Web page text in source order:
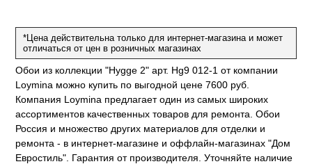
Спектрум Про
Пальмария
Спектрум Бокс
Спектрум Бум
Легенда
Wisper
Boho
Shades
Citi Glam
Riva
Salsa
Florentine III
La Storia 2
Wiganford
Lunman
Crystal
Crystal Stone
Du&Ka
Lifestyle
Prestige
Linen
Natura
*Цена действительна только для интернет-магазина и может
отличаться от цен в розничных магазинах
Обои из коллекции "Hygge 2" арт. Hg9 012-1 от компании
Loymina можно купить по выгодной цене 7600 руб.
Компания Loymina предлагает один из самых широких
ассортиментов качественных товаров для ремонта. Обои
Россия и множество других материалов для отделки и
ремонта - в интернет-магазине и оффлайн-магазинах "Дом
Евростиль". Гарантия от производителя. Уточняйте наличие